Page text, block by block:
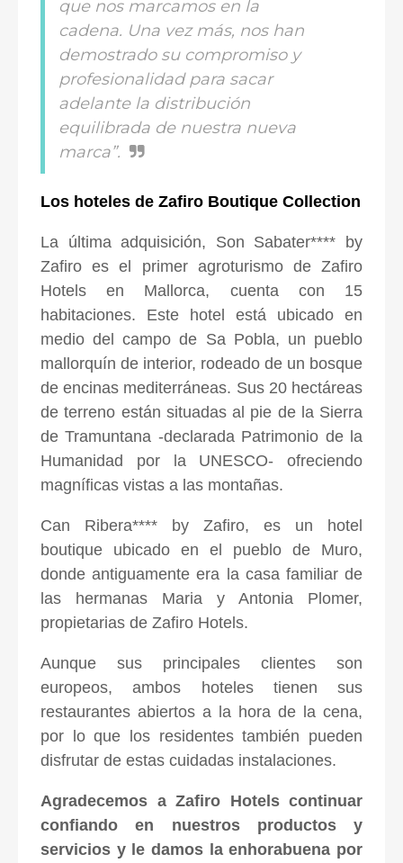
que nos marcamos en la
cadena. Una vez más, nos han
demostrado su compromiso y
profesionalidad para sacar
adelante la distribución
equilibrada de nuestra nueva
marca”.
Los hoteles de Zafiro Boutique Collection
La última adquisición, Son Sabater**** by
Zafiro es el primer agroturismo de Zafiro
Hotels en Mallorca, cuenta con 15
habitaciones. Este hotel está ubicado en
medio del campo de Sa Pobla, un pueblo
mallorquín de interior, rodeado de un bosque
de encinas mediterráneas. Sus 20 hectáreas
de terreno están situadas al pie de la Sierra
de Tramuntana -declarada Patrimonio de la
Humanidad por la UNESCO- ofreciendo
magníficas vistas a las montañas.
Can Ribera**** by Zafiro, es un hotel
boutique ubicado en el pueblo de Muro,
donde antiguamente era la casa familiar de
las hermanas Maria y Antonia Plomer,
propietarias de Zafiro Hotels.
Aunque sus principales clientes son
europeos, ambos hoteles tienen sus
restaurantes abiertos a la hora de la cena,
por lo que los residentes también pueden
disfrutar de estas cuidadas instalaciones.
Agradecemos a Zafiro Hotels continuar
confiando en nuestros productos y
servicios y le damos la enhorabuena por